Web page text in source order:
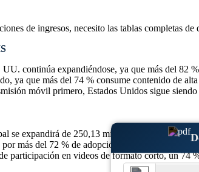
de ingresos, necesito las tablas completas de
continúa expandiéndose, ya que más del 82
ya que más del 74 % consume contenido de
móvil primero, Estados Unidos sigue
se expandirá de 250,13 mil millones de dólares
más del 72 % de adopción digital, 68 % de
participación en videos de formato corto, un 74